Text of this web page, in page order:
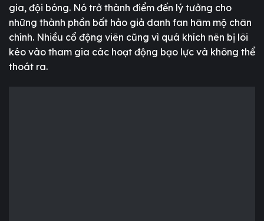
gia, đội bóng. Nó trở thành điểm đến lý tưởng cho
những thành phần bất hảo giả danh fan hâm mộ chân
chính. Nhiều cổ động viên cũng vì quá khích nên bị lôi
kéo vào tham gia các hoạt động bạo lực và không thể
thoát ra.